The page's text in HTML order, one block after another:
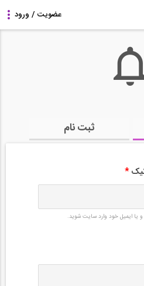
ثبت نام
*
یا ایمیل خود وارد سایت شوید.